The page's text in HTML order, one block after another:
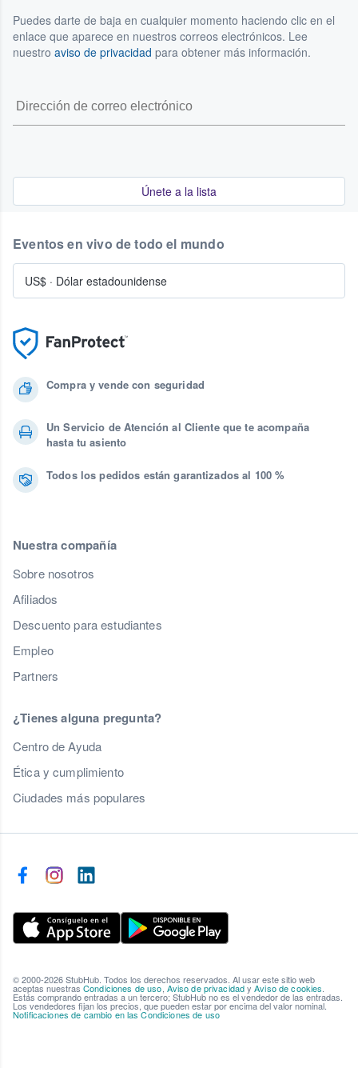
Puedes darte de baja en cualquier momento haciendo clic en el
enlace que aparece en nuestros correos electrónicos. Lee
nuestro aviso de privacidad para obtener más información.
Únete a la lista
Compra y vende con seguridad
Un Servicio de Atención al Cliente que te acompaña
hasta tu asiento
Todos los pedidos están garantizados al 100 %
Nuestra compañía
Sobre nosotros
Afiliados
Descuento para estudiantes
Empleo
Partners
¿Tienes alguna pregunta?
Centro de Ayuda
Ética y cumplimiento
Ciudades más populares
Eventos en vivo de todo el mundo
US$ · Dólar estadounidense
© 2000-2026 StubHub. Todos los derechos reservados. Al usar este sitio web
aceptas nuestras Condiciones de uso, Aviso de privacidadyAviso de cookies.
Estás comprando entradas a un tercero; StubHub no es el vendedor de las entradas.
Los vendedores fijan los precios, que pueden estar por encima del valor nominal.
Notificaciones de cambio en las Condiciones de uso